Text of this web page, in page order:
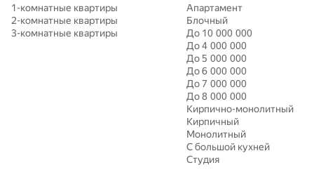
1-комнатные квартиры
2-комнатные квартиры
3-комнатные квартиры
Апартамент
Блочный
До 10 000 000
До 4 000 000
До 5 000 000
До 6 000 000
До 7 000 000
До 8 000 000
Кирпично-монолитный
Кирпичный
Монолитный
С большой кухней
Студия